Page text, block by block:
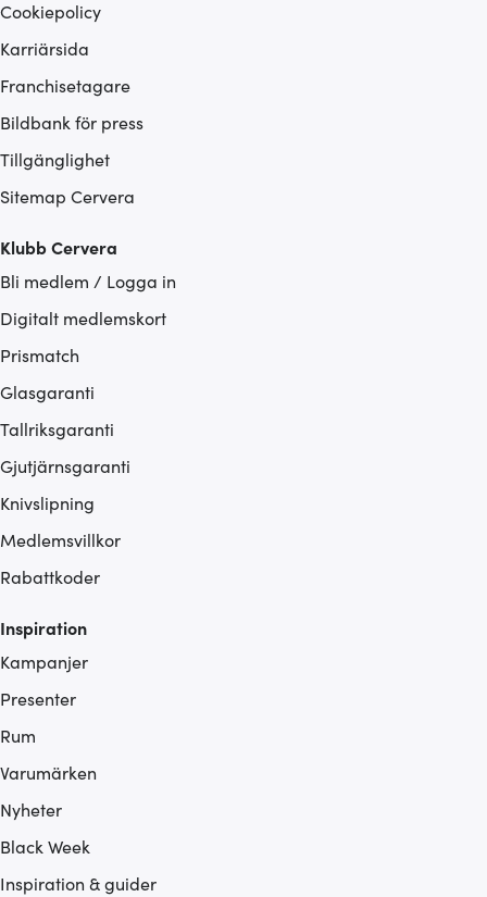
Cookiepolicy
Karriärsida
Franchisetagare
Bildbank för press
Tillgänglighet
Sitemap Cervera
Klubb Cervera
Bli medlem / Logga in
Digitalt medlemskort
Prismatch
Glasgaranti
Tallriksgaranti
Gjutjärnsgaranti
Knivslipning
Medlemsvillkor
Rabattkoder
Inspiration
Kampanjer
Presenter
Rum
Varumärken
Nyheter
Black Week
Inspiration & guider